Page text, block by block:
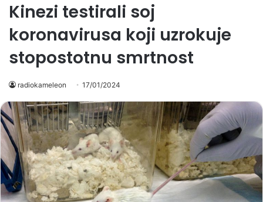
Kinezi testirali soj
koronavirusa koji uzrokuje
stopostotnu smrtnost
radiokameleon 17/01/2024